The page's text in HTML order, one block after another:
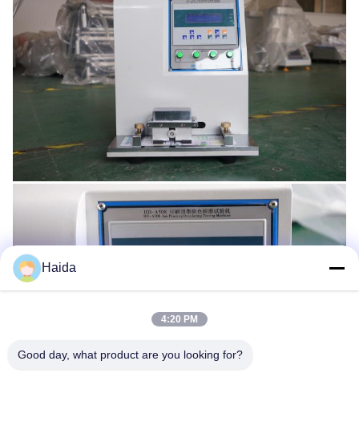
Haida
4:20 PM
Good day, what product are you looking for?